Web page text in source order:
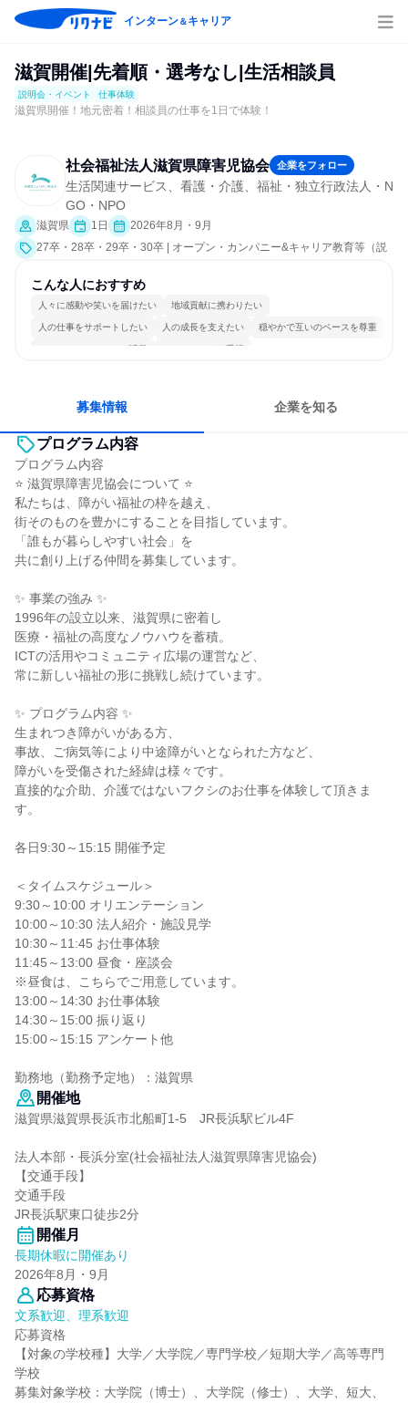
インターン＆キャリア
滋賀開催|先着順・選考なし|生活相談員
説明会・イベント 仕事体験
滋賀県開催！地元密着！相談員の仕事を1日で体験！
社会福祉法人滋賀県障害児協会 企業をフォロー
生活関連サービス、看護・介護、福祉・独立行政法人・N
GO・NPO
滋賀県 1日
2026年8月・9月
27卒・28卒・29卒・30卒 | オープン・カンパニー&キャリア教育等（説
研究]、仕事体験）
こんな人におすすめ
人々に感動や笑いを届けたい 地域貢献に携わりたい
人の仕事をサポートしたい 人の成長を支えたい 穏やかで互いのペースを尊重
コミュニケーションが活発 チームワークを重視
募集情報 企業を知る
プログラム内容
プログラム内容
⭐ 滋賀県障害児協会について ⭐
私たちは、障がい福祉の枠を越え、
街そのものを豊かにすることを目指しています。
「誰もが暮らしやすい社会」を
共に創り上げる仲間を募集しています。
✨ 事業の強み ✨
1996年の設立以来、滋賀県に密着し
医療・福祉の高度なノウハウを蓄積。
ICTの活用やコミュニティ広場の運営など、
常に新しい福祉の形に挑戦し続けています。
✨ プログラム内容 ✨
生まれつき障がいがある方、
事故、ご病気等により中途障がいとなられた方など、
障がいを受傷された経緯は様々です。
直接的な介助、介護ではないフクシのお仕事を体験して頂きま
す。
各日9:30～15:15 開催予定
＜タイムスケジュール＞
9:30～10:00 オリエンテーション
10:00～10:30 法人紹介・施設見学
10:30～11:45 お仕事体験
11:45～13:00 昼食・座談会
※昼食は、こちらでご用意しています。
13:00～14:30 お仕事体験
14:30～15:00 振り返り
15:00～15:15 アンケート他
勤務地（勤務予定地）：滋賀県
開催地
滋賀県滋賀県長浜市北船町1-5 JR長浜駅ビル4F
法人本部・長浜分室(社会福祉法人滋賀県障害児協会)
【交通手段】
交通手段
JR長浜駅東口徒歩2分
開催月
長期休暇に開催あり
2026年8月・9月
応募資格
文系歓迎、理系歓迎
応募資格
【対象の学校種】大学／大学院／専門学校／短期大学／高等専門
学校
募集対象学校：大学院（博士）、大学院（修士）、大学、短大、